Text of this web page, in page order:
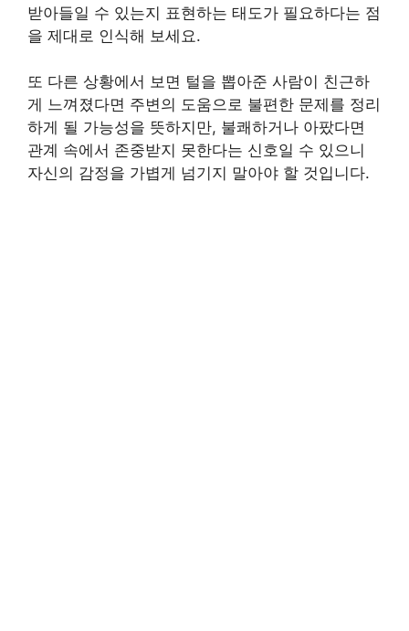
받아들일 수 있는지 표현하는 태도가 필요하다는 점
을 제대로 인식해 보세요.
또 다른 상황에서 보면 털을 뽑아준 사람이 친근하
게 느껴졌다면 주변의 도움으로 불편한 문제를 정리
하게 될 가능성을 뜻하지만, 불쾌하거나 아팠다면
관계 속에서 존중받지 못한다는 신호일 수 있으니
자신의 감정을 가볍게 넘기지 말아야 할 것입니다.